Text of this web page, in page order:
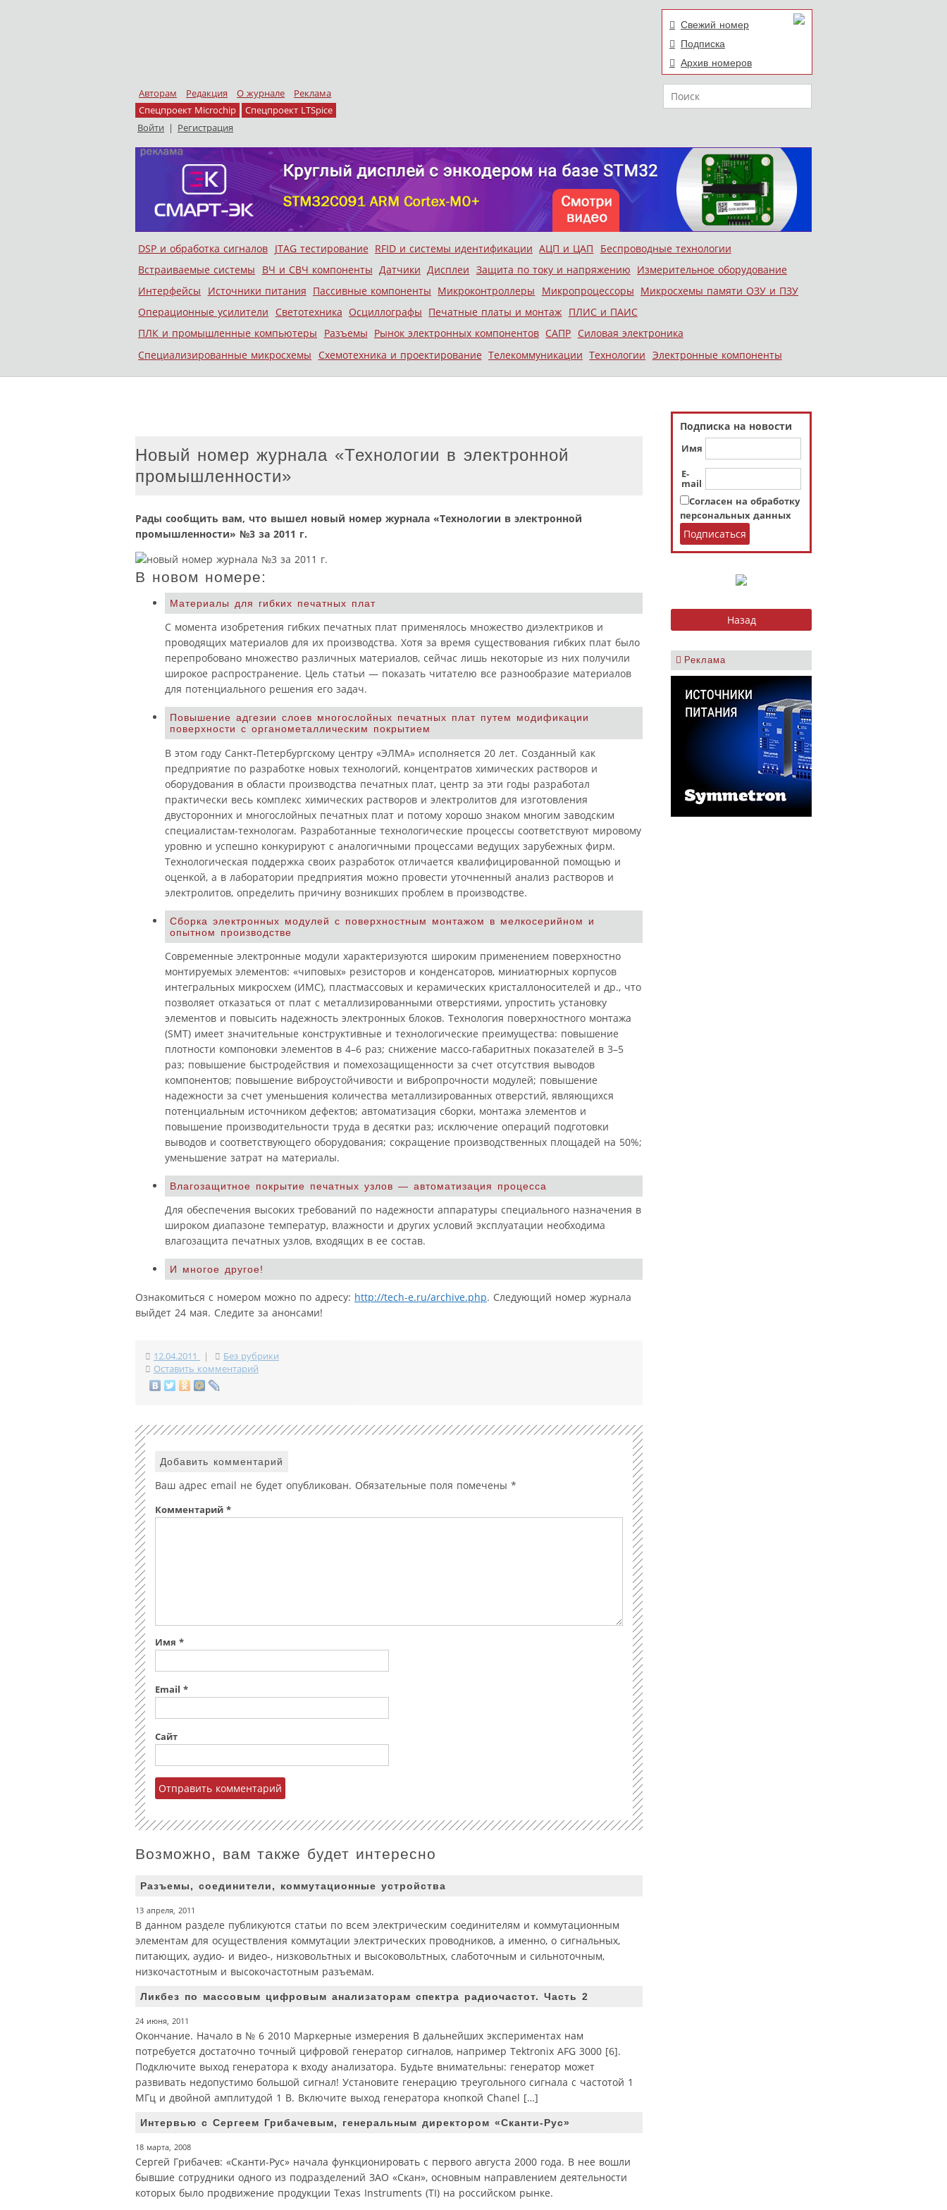
Авторам Редакция О журнале
Реклама
Спецпроект Microchip
Спецпроект LTSpice
Войти | Регистрация
Свежий номер
Подписка
Архив номеров
Поиск
Меню
Skip to content
DSP и обработка сигналов JTAG тестирование RFID и системы идентификации АЦП и ЦАП
Беспроводные технологии
Встраиваемые системы
ВЧ и СВЧ компоненты Датчики Дисплеи Защита по току и напряжению Измерительное оборудование
Интерфейсы
Источники питания Пассивные компоненты Микроконтроллеры Микропроцессоры Микросхемы памяти ОЗУ и ПЗУ
Операционные усилители
Светотехника Осциллографы Печатные платы и монтаж ПЛИС и ПАИС
ПЛК и промышленные компьютеры
Разъемы Рынок электронных компонентов САПР Силовая электроника
Специализированные микросхемы
Схемотехника и проектирование Телекоммуникации Технологии Электронные компоненты
Подписка на новости
Имя
E-
mail
Согласен на обработку
персональных данных
Реклама
Новый номер журнала «Технологии в электронной
промышленности»
Рады сообщить вам, что вышел новый номер журнала «Технологии в электронной
промышленности» №3 за 2011 г.
В новом номере:
Материалы для гибких печатных плат
С момента изобретения гибких печатных плат применялось множество диэлектриков и
проводящих материалов для их производства. Хотя за время существования гибких плат было
перепробовано множество различных материалов, сейчас лишь некоторые из них получили
широкое распространение. Цель статьи — показать читателю все разнообразие материалов
для потенциального решения его задач.
Повышение адгезии слоев многослойных печатных плат путем модификации
поверхности с органометаллическим покрытием
В этом году Санкт-Петербургскому центру «ЭЛМА» исполняется 20 лет. Созданный как
предприятие по разработке новых технологий, концентратов химических растворов и
оборудования в области производства печатных плат, центр за эти годы разработал
практически весь комплекс химических растворов и электролитов для изготовления
двусторонних и многослойных печатных плат и потому хорошо знаком многим заводским
специалистам-технологам. Разработанные технологические процессы соответствуют мировому
уровню и успешно конкурируют с аналогичными процессами ведущих зарубежных фирм.
Технологическая поддержка своих разработок отличается квалифицированной помощью и
оценкой, а в лаборатории предприятия можно провести уточненный анализ растворов и
электролитов, определить причину возникших проблем в производстве.
Сборка электронных модулей с поверхностным монтажом в мелкосерийном и
опытном производстве
Современные электронные модули характеризуются широким применением поверхностно
монтируемых элементов: «чиповых» резисторов и конденсаторов, миниатюрных корпусов
интегральных микросхем (ИМС), пластмассовых и керамических кристаллоносителей и др., что
позволяет отказаться от плат с металлизированными отверстиями, упростить установку
элементов и повысить надежность электронных блоков. Технология поверхностного монтажа
(SMT) имеет значительные конструктивные и технологические преимущества: повышение
плотности компоновки элементов в 4–6 раз; снижение массо-габаритных показателей в 3–5
раз; повышение быстродействия и помехозащищенности за счет отсутствия выводов
компонентов; повышение виброустойчивости и вибропрочности модулей; повышение
надежности за счет уменьшения количества металлизированных отверстий, являющихся
потенциальным источником дефектов; автоматизация сборки, монтажа элементов и
повышение производительности труда в десятки раз; исключение операций подготовки
выводов и соответствующего оборудования; сокращение производственных площадей на 50%;
уменьшение затрат на материалы.
Влагозащитное покрытие печатных узлов — автоматизация процесса
Для обеспечения высоких требований по надежности аппаратуры специального назначения в
широком диапазоне температур, влажности и других условий эксплуатации необходима
влагозащита печатных узлов, входящих в ее состав.
И многое другое!
Ознакомиться с номером можно по адресу: http://tech-e.ru/archive.php. Следующий номер журнала
выйдет 24 мая. Следите за анонсами!
12.04.2011 |
Без рубрики
Оставить комментарий
Добавить комментарий
Ваш адрес email не будет опубликован. Обязательные поля помечены *
Комментарий *
Имя *
Email *
Сайт
Возможно, вам также будет интересно
Разъемы, соединители, коммутационные устройства
13 апреля, 2011
В данном разделе публикуются статьи по всем электрическим соединителям и коммутационным
элементам для осуществления коммутации электрических проводников, а именно, о сигнальных,
питающих, аудио- и видео-, низковольтных и высоковольтных, слаботочным и сильноточным,
низкочастотным и высокочастотным разъемам.
Ликбез по массовым цифровым анализаторам спектра радиочастот. Часть 2
24 июня, 2011
Окончание. Начало в № 6 2010 Маркерные измерения В дальнейших экспериментах нам
потребуется достаточно точный цифровой генератор сигналов, например Tektronix AFG 3000 [6].
Подключите выход генератора к входу анализатора. Будьте внимательны: генератор может
развивать недопустимо большой сигнал! Установите генерацию треугольного сигнала с частотой 1
МГц и двойной амплитудой 1 В. Включите выход генератора кнопкой Chanel […]
Интервью с Сергеем Грибачевым, генеральным директором «Сканти-Рус»
18 марта, 2008
Сергей Грибачев: «Сканти-Рус» начала функционировать с первого августа 2000 года. В нее вошли
бывшие сотрудники одного из подразделений ЗАО «Скан», основным направлением деятельности
которых было продвижение продукции Texas Instruments (TI) на российском рынке.